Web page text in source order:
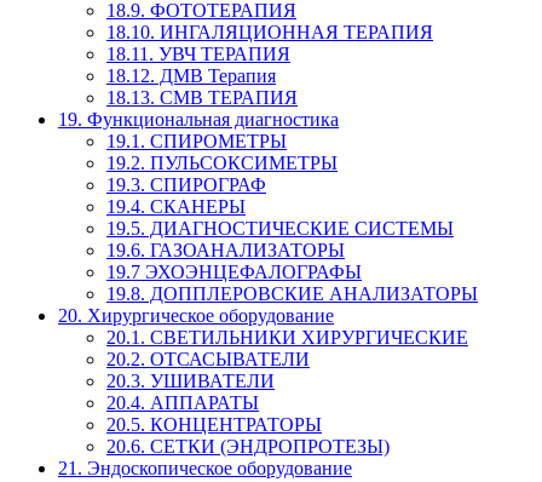
18.9. ФОТОТЕРАПИЯ
18.10. ИНГАЛЯЦИОННАЯ ТЕРАПИЯ
18.11. УВЧ ТЕРАПИЯ
18.12. ДМВ Терапия
18.13. СМВ ТЕРАПИЯ
19. Функциональная диагностика
19.1. СПИРОМЕТРЫ
19.2. ПУЛЬСОКСИМЕТРЫ
19.3. СПИРОГРАФ
19.4. СКАНЕРЫ
19.5. ДИАГНОСТИЧЕСКИЕ СИСТЕМЫ
19.6. ГАЗОАНАЛИЗАТОРЫ
19.7 ЭХОЭНЦЕФАЛОГРАФЫ
19.8. ДОППЛЕРОВСКИЕ АНАЛИЗАТОРЫ
20. Хирургическое оборудование
20.1. СВЕТИЛЬНИКИ ХИРУРГИЧЕСКИЕ
20.2. ОТСАСЫВАТЕЛИ
20.3. УШИВАТЕЛИ
20.4. АППАРАТЫ
20.5. КОНЦЕНТРАТОРЫ
20.6. СЕТКИ (ЭНДРОПРОТЕЗЫ)
21. Эндоскопическое оборудование